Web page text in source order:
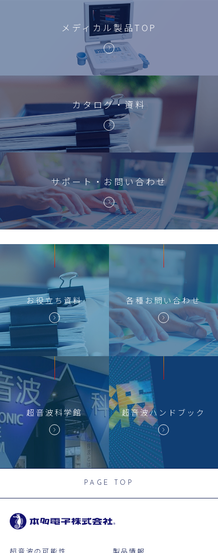
メディカル製品TOP
カタログ・資料
サポート・お問い合わせ
お役立ち資料 各種お問い合わせ
超音波科学館 超音波ハンドブック
PAGE TOP